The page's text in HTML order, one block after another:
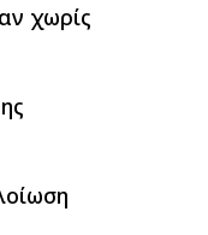
χωρίς